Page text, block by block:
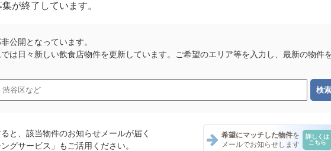
が終了しています。
公開となっています。
は日々新しい飲食店物件を更新しています。ご希望のエリア等を入力し、最新の物件
と、該当物件のお知らせメールが届く
グサービス」もご活用ください。
希望にマッチした物件を
メールでお知らせします
詳しくは
こちら